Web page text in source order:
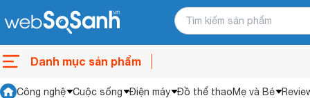
Danh mục sản phẩm
Công nghệ Cuộc sống Điện máy Đồ thể thaoMẹ và Bé